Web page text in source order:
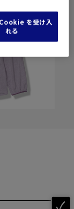
を受け入
れる